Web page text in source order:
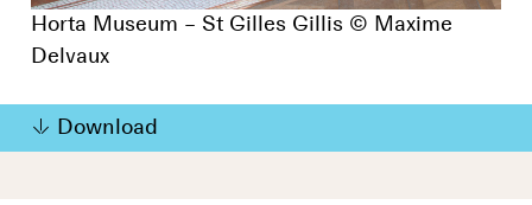
Horta Museum – St Gilles Gillis © Maxime
Delvaux
Download